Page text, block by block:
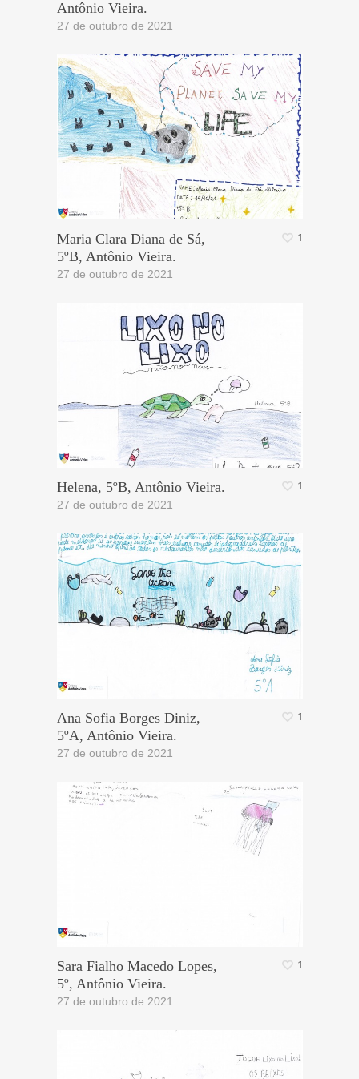
Antônio Vieira.
27 de outubro de 2021
Maria Clara Diana de Sá,
5ºB, Antônio Vieira.
27 de outubro de 2021
1
Helena, 5ºB, Antônio Vieira.
27 de outubro de 2021
1
Ana Sofia Borges Diniz,
5ºA, Antônio Vieira.
27 de outubro de 2021
1
Sara Fialho Macedo Lopes,
5º, Antônio Vieira.
27 de outubro de 2021
1